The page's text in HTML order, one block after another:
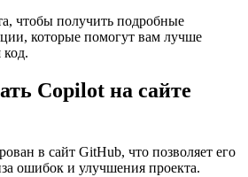
чтобы получить подробные
которые помогут вам лучше
Copilot на сайте
в сайт GitHub, что позволяет его
ошибок и улучшения проекта.